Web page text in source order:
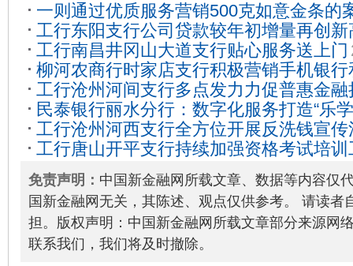
一则通过优质服务营销500克如意金条的
工行东阳支行公司贷款较年初增量再创新
工行南昌井冈山大道支行贴心服务送上门
柳河农商行时家店支行积极营销手机银
07-06
工行沧州河间支行多点发力力促普惠金
09-28
民泰银行丽水分行：数字化服务打造“乐
活”银龄生活 让适老更有温度2024-11-01
工行沧州河西支行全方位开展反洗钱宣传
工行唐山开平支行持续加强资格考试培训
免责声明： 中国新金融网所载文章、数据等内容仅
国新金融网无关，其陈述、观点仅供参考。 请读者
担。版权声明：中国新金融网所载文章部分来源网
联系我们，我们将及时撤除。